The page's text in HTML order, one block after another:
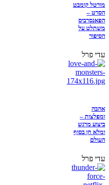
מורטל קומבט
הסרט –
הפאנסרביס
משתלט על
הסיפור
עדי פרל
אהבה
ומפלצות –
ביצוע מרגש
ומלא חן בסוף
העולם
עדי פרל